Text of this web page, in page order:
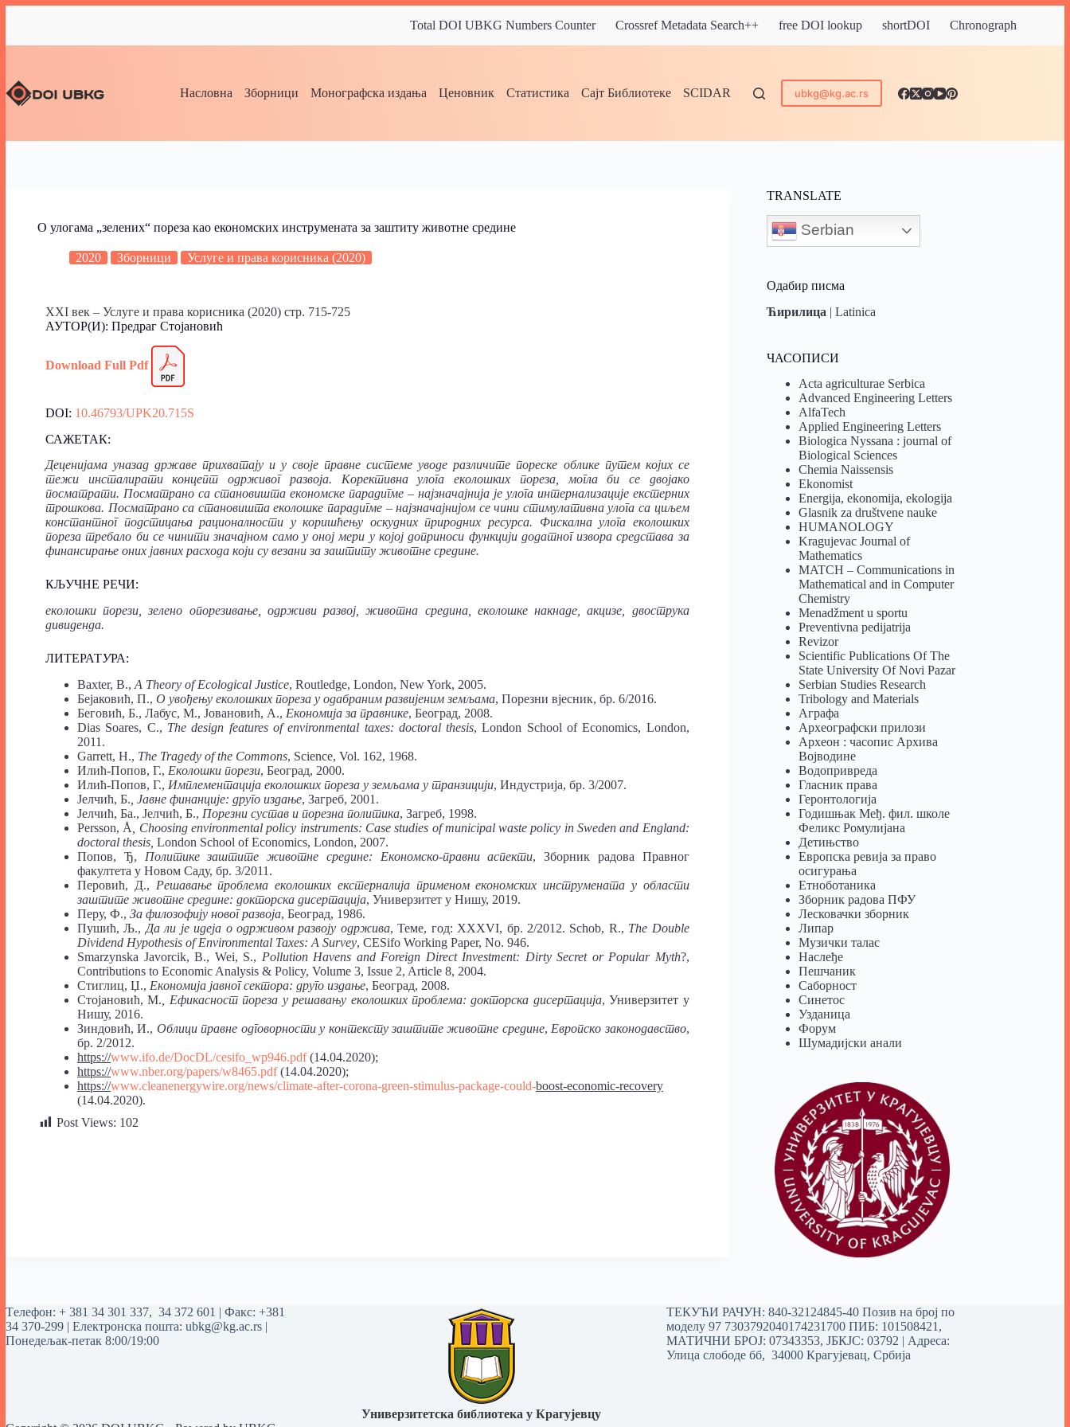
Total DOI UBKG Numbers Counter Crossref Metadata Search++ free DOI lookup shortDOI Chronograph
Насловна Зборници Монографска издања Ценовник Статистика Сајт Библиотеке SCIDAR ubkg@kg.ac.rs
О улогама „зелених“ пореза као економских инструмената за заштиту животне средине
2020 Зборници Услуге и права корисника (2020)
XXI век – Услуге и права корисника (2020) стр. 715-725
АУТОР(И): Предраг Стојановић
Download Full Pdf
DOI: 10.46793/UPK20.715S
САЖЕТАК:
Деценијама уназад државе прихватају и у своје правне системе уводе различите пореске облике путем којих се
тежи инсталирати концепт одрживог развоја. Корективна улога еколошких пореза, могла би се двојако
посматрати. Посматрано са становишта економске парадигме – најзначајнија је улога интернализације екстерних
трошкова. Посматрано са становишта еколошке парадигме – најзначајнијом се чини стимулативна улога са циљем
константног подстицања рационалности у коришћењу оскудних природних ресурса. Фискална улога еколошких
пореза требало би се чинити значајном само у оној мери у којој доприноси функцији додатног извора средстава за
финансирање оних јавних расхода који су везани за заштиту животне средине.
КЉУЧНЕ РЕЧИ:
еколошки порези, зелено опорезивање, одрживи развој, животна средина, еколошке накнаде, акцизе, двострука
дивиденда.
ЛИТЕРАТУРА:
Baxter, B., A Theory of Ecological Justice, Routledge, London, New York, 2005.
Бејаковић, П., О увођењу еколошких пореза у одабраним развијеним земљама, Порезни вјесник, бр. 6/2016.
Беговић, Б., Лабус, М., Јовановић, А., Економија за правнике, Београд, 2008.
Dias Soares, C., Thedesign features ofenvironmental taxes: doctoral thesis, London School of Economics, London,
2011.
Garrett, H., The Tragedy of the Commons, Science, Vol. 162, 1968.
Илић-Попов, Г., Еколошки порези, Београд, 2000.
Илић-Попов, Г., Имплементација еколошких пореза у земљама у транзицији, Индустрија, бр. 3/2007.
Јелчић, Б. , Јавне финанције: друго издање, Загреб, 2001.
Јелчић, Ба., Јелчић, Б., Порезни сустав и порезна политика, Загреб, 1998.
Persson, Å
Choosing environmentalpolicy instruments: Casestudies ofmunicipal waste policy inSwedenand England:
doctoral thesis, London School of Economics, London, 2007.
Попов, Ђ, Политике заштите животне средине: Економско-правниаспекти, Зборник радова Правног
факултета у Новом Саду, бр. 3/2011.
Перовић, Д., Решавање проблема еколошких екстерналија применом економских инструмената у области
заштите животне средине: докторска дисертација, Универзитет у Нишу, 2019.
Перу, Ф., За филозофију новог развоја, Београд, 1986.
Пушић, Љ., Да ли јеидеја о одрживом развоју одржива, Теме, год: XXXVI, бр. 2/2012. Schob, R., The Double
Dividend Hypothesis ofEnvironmental Taxes: A Survey, CESifo Working Paper, No. 946.
Smarzynska Javorcik, B., Wei, S., Pollution Havens and Foreign Direct Investment: Dirty Secret or Popular Myth?,
Contributions to Economic Analysis & Policy, Volume 3, Issue 2, Article 8, 2004.
Стиглиц, Џ., Економија јавног сектора: друго издање, Београд, 2008.
Стојановић, М. , Ефикасност пореза у решавању еколошких проблема: докторска дисертација, Универзитет у
Нишу, 2016.
Зиндовић, И., Облициправне одговорностиу контексту заштите животне средине, Европско законодавство,
бр. 2/2012.
https://www.ifo.de/DocDL/cesifo_wp946.pdf(14.04.2020);
https://www.nber.org/papers/w8465.pdf(14.04.2020);
https://www.cleanenergywire.org/news/climate-after-corona-green-stimulus-package-could-boost-economic-recovery
(14.04.2020).
Post Views: 102
TRANSLATE
Serbian
Одабир писма
Ћирилица |Latinica
ЧАСОПИСИ
Acta agriculturae Serbica
Advanced Engineering Letters
AlfaTech
Applied Engineering Letters
Biologica Nyssana : journal of
Biological Sciences
Chemia Naissensis
Ekonomist
Energija, ekonomija, ekologija
Glasnik za društvene nauke
HUMANOLOGY
Kragujevac Journal of
Mathematics
MATCH – Communications in
Mathematical and in Computer
Chemistry
Menadžment u sportu
Preventivna pedijatrija
Revizor
Scientific Publications Of The
State University Of Novi Pazar
Serbian Studies Research
Tribology and Materials
Аграфа
Археографски прилози
Археон : часопис Архива
Војводине
Водопривреда
Гласник права
Геронтологија
Годишњак Међ. фил. школе
Феликс Ромулијана
Детињство
Европска ревија за право
осигурања
Eтноботаника
Зборник радова ПФУ
Лесковачки зборник
Липар
Музички талас
Наслеђе
Пешчаник
Саборност
Синетос
Узданица
Форум
Шумадијски анали
Tелефон: + 381 34 301 337, 34 372 601 | Факс: +381
34 370-299 | Електронска пошта: ubkg@kg.ac.rs |
Понедељак-петак 8:00/19:00
Универзитетска библиотека у Крагујевцу
ТЕКУЋИ РАЧУН: 840-32124845-40 Позив на број по
моделу 97 7303792040174231700ПИБ: 101508421,
МАТИЧНИ БРОЈ: 07343353, ЈБКЈС: 03792 | Aдреса:
Улица слободе бб, 34000 Крагујевац, Србија